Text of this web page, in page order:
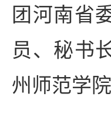
团河南省
员、秘书
州师范学